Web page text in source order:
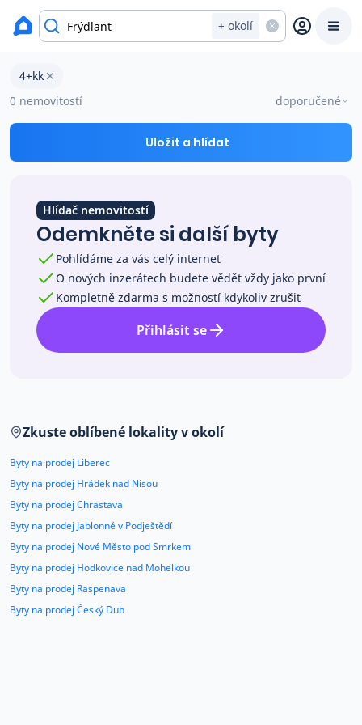
+ okolí
Prodat
Prodej s Reas.cz
Ceny prodaných nemovitostí
Okamžitý výkup
Přehled realitních makléřů
O nás
Kariéra
Kontakt
okres Liberec
Byty 4+kk na prodej Frýdlant
4+kk
0 nemovitostí
doporučené
Uložit a hlídat
Hlídač nemovitostí
Odemkněte si další byty
Pohlídáme za vás celý internet
O nových inzerátech budete vědět vždy jako první
Kompletně zdarma s možností kdykoliv zrušit
Přihlásit se
Zkuste oblíbené lokality v okolí
Byty na prodej Liberec
Byty na prodej Hrádek nad Nisou
Byty na prodej Chrastava
Byty na prodej Jablonné v Podještědí
Byty na prodej Nové Město pod Smrkem
Byty na prodej Hodkovice nad Mohelkou
Byty na prodej Raspenava
Byty na prodej Český Dub